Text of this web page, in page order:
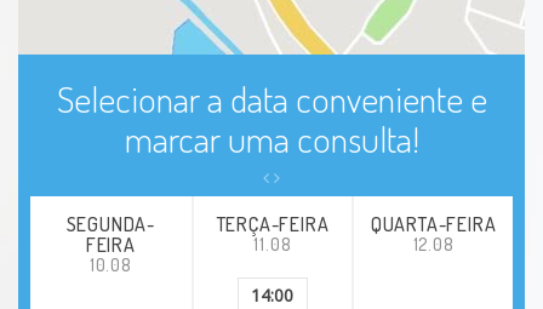
Selecionar a data conveniente e
marcar uma consulta!
SEGUNDA-
FEIRA
10.08
TERÇA-FEIRA
11.08
14:00
QUARTA-FEIRA
12.08